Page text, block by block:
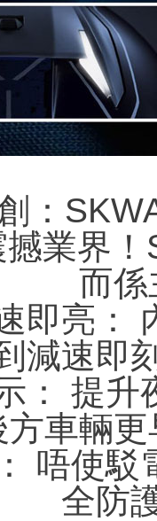
：
業界
而係
即亮：
減速即
： 提
方車輛
唔使
全防